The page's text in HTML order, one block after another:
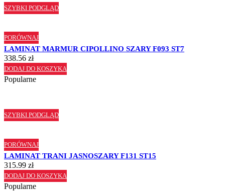
SZYBKI PODGLĄD
PORÓWNAJ
LAMINAT MARMUR CIPOLLINO SZARY F093 ST7
338.56 zł
DODAJ DO KOSZYKA
Popularne
SZYBKI PODGLĄD
PORÓWNAJ
LAMINAT TRANI JASNOSZARY F131 ST15
315.99 zł
DODAJ DO KOSZYKA
Popularne